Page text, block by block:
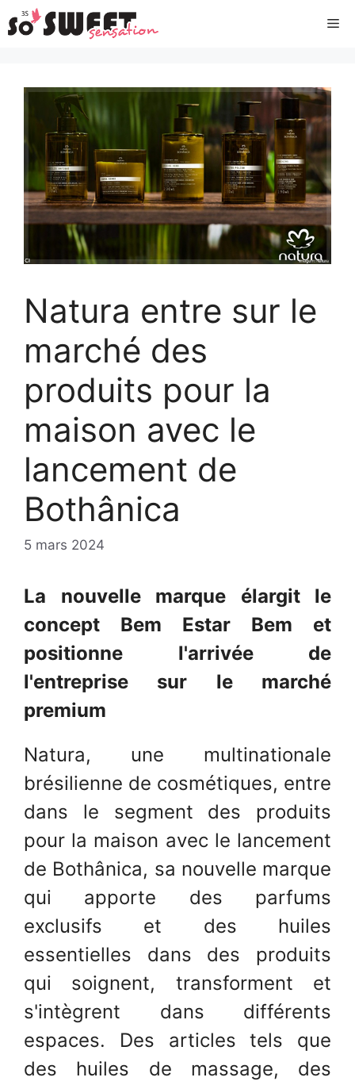
Aller
au
Natura entre sur le
marché des
produits pour la
maison avec le
lancement de
Bothânica
5 mars 2024
La nouvelle marque élargit le
concept Bem Estar Bem et
positionne l'arrivée de
l'entreprise sur le marché
premium
Natura, une multinationale
brésilienne de cosmétiques, entre
dans le segment des produits
pour la maison avec le lancement
de Bothânica, sa nouvelle marque
qui apporte des parfums
exclusifs et des huiles
essentielles dans des produits
qui soignent, transforment et
s'intègrent dans différents
espaces. Des articles tels que
des huiles de massage, des